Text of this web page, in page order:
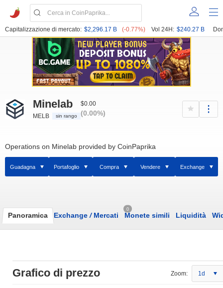
Capitalizzazione di mercato: $2,296.17 B (-0.77%) Vol 24H: $240.27 B
Minelab
MELB sin rango
$0.00
(0.00%)
Operations on Minelab provided by CoinPaprika
Guadagna Portafoglio Compra Vendere Exchange
Panoramica Exchange /Mercati
0
Monete simili Liquidità
Grafico di prezzo Zoom: 1d